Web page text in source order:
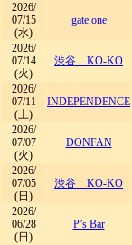
2026/
07/15
(水)
gate one
2026/
07/14
(火)
渋谷 KO-KO
2026/
07/11
(土)
INDEPENDENCE
2026/
07/07
(火)
DONFAN
2026/
07/05
(日)
渋谷 KO-KO
2026/
06/28
(日)
P’s Bar